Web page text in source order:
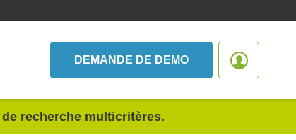
DEMANDE DE DEMO
recherche multicritères.